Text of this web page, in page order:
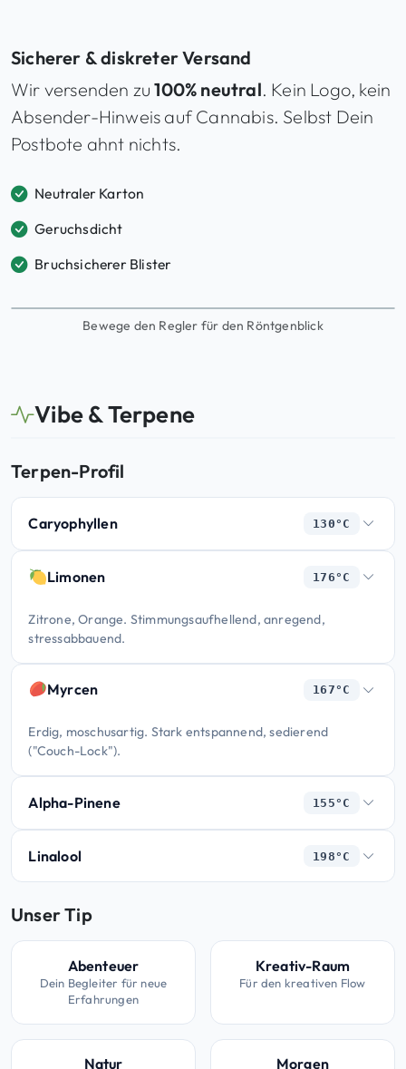
Sicherer & diskreter Versand
Wir versenden zu100% neutral. Kein Logo, kein
Absender-Hinweis auf Cannabis. Selbst Dein
Postbote ahnt nichts.
Neutraler Karton
Geruchsdicht
Bruchsicherer Blister
Bewege den Regler für den Röntgenblick
Vibe & Terpene
Terpen-Profil
Caryophyllen 130°C
Limonen 176°C
Zitrone, Orange. Stimmungsaufhellend, anregend,
stressabbauend.
Myrcen 167°C
Erdig, moschusartig. Stark entspannend, sedierend
("Couch-Lock").
Alpha-Pinene 155°C
Linalool 198°C
Unser Tip
Abenteuer
Dein Begleiter für neue
Erfahrungen
Kreativ-Raum
Für den kreativen Flow
Natur Morgen